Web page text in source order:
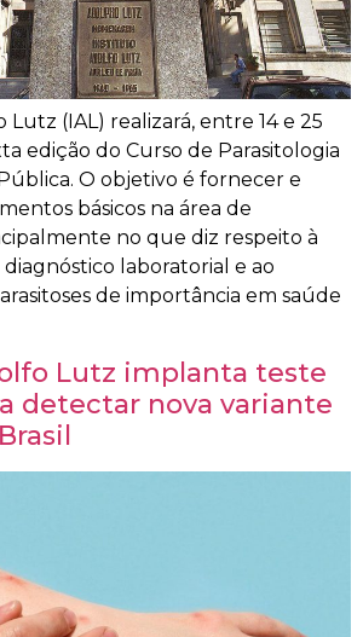
(IAL) realizará, entre 14 e 25
edição do Curso de Parasitologia
O objetivo é fornecer e
básicos na área de
no que diz respeito à
laboratorial e ao
de importância em saúde
Lutz implanta teste
detectar nova variante